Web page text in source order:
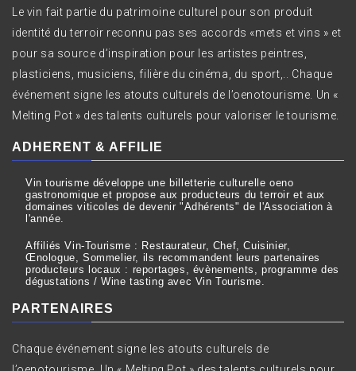
Le vin fait partie du patrimoine culturel pour son produit
identité du terroir reconnu pas ses accords «mets et vins » et
pour sa source d’inspiration pour les artistes peintres,
plasticiens, musiciens, filière du cinéma, du sport,.. Chaque
événement signe les atouts culturels de l’oenotourisme. Un «
Melting Pot » des talents culturels pour valoriser le tourisme.
ADHERENT & AFFILIE
Vin tourisme développe une billetterie culturelle oeno
gastronomique et propose aux producteurs du terroir et aux
domaines viticoles de devenir "Adhérents" de l'Association à
l'année.
Affiliés Vin-Tourisme : Restaurateur, Chef, Cuisinier,
Œnologue, Sommelier, ils recommandent leurs partenaires
producteurs locaux : reportages, évènements, programme des
dégustations / Wine tasting avec Vin Tourisme.
PARTENAIRES
Chaque événement signe les atouts culturels de